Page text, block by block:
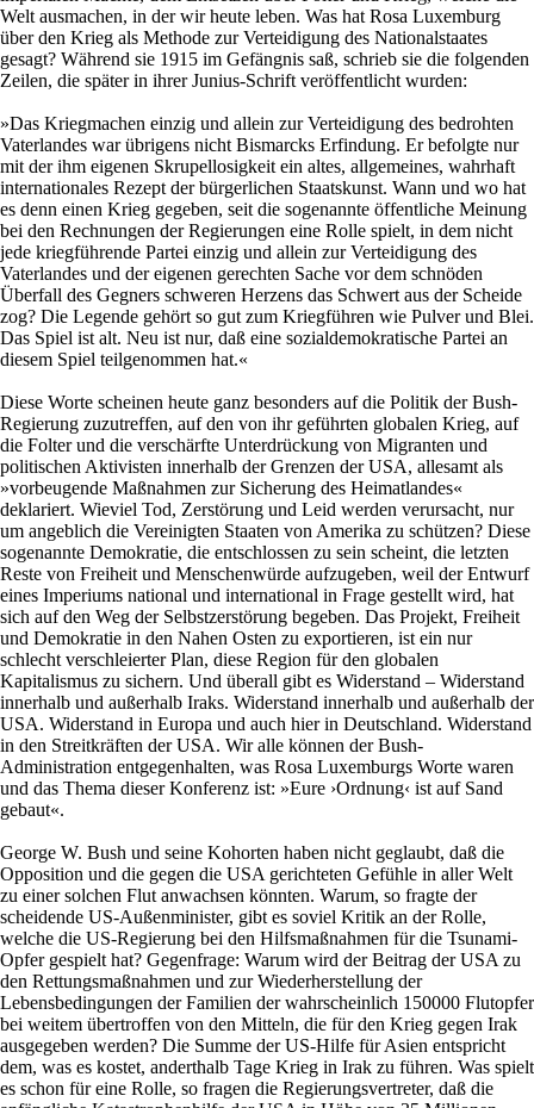
Welt ausmachen, in der wir heute leben. Was hat Rosa Luxemburg
über den Krieg als Methode zur Verteidigung des Nationalstaates
gesagt? Während sie 1915 im Gefängnis saß, schrieb sie die folgenden
Zeilen, die später in ihrer Junius-Schrift veröffentlicht wurden:
»Das Kriegmachen einzig und allein zur Verteidigung des bedrohten
Vaterlandes war übrigens nicht Bismarcks Erfindung. Er befolgte nur
mit der ihm eigenen Skrupellosigkeit ein altes, allgemeines, wahrhaft
internationales Rezept der bürgerlichen Staatskunst. Wann und wo hat
es denn einen Krieg gegeben, seit die sogenannte öffentliche Meinung
bei den Rechnungen der Regierungen eine Rolle spielt, in dem nicht
jede kriegführende Partei einzig und allein zur Verteidigung des
Vaterlandes und der eigenen gerechten Sache vor dem schnöden
Überfall des Gegners schweren Herzens das Schwert aus der Scheide
zog? Die Legende gehört so gut zum Kriegführen wie Pulver und Blei.
Das Spiel ist alt. Neu ist nur, daß eine sozialdemokratische Partei an
diesem Spiel teilgenommen hat.«
Diese Worte scheinen heute ganz besonders auf die Politik der Bush-
Regierung zuzutreffen, auf den von ihr geführten globalen Krieg, auf
die Folter und die verschärfte Unterdrückung von Migranten und
politischen Aktivisten innerhalb der Grenzen der USA, allesamt als
»vorbeugende Maßnahmen zur Sicherung des Heimatlandes«
deklariert. Wieviel Tod, Zerstörung und Leid werden verursacht, nur
um angeblich die Vereinigten Staaten von Amerika zu schützen? Diese
sogenannte Demokratie, die entschlossen zu sein scheint, die letzten
Reste von Freiheit und Menschenwürde aufzugeben, weil der Entwurf
eines Imperiums national und international in Frage gestellt wird, hat
sich auf den Weg der Selbstzerstörung begeben. Das Projekt, Freiheit
und Demokratie in den Nahen Osten zu exportieren, ist ein nur
schlecht verschleierter Plan, diese Region für den globalen
Kapitalismus zu sichern. Und überall gibt es Widerstand – Widerstand
innerhalb und außerhalb Iraks. Widerstand innerhalb und außerhalb der
USA. Widerstand in Europa und auch hier in Deutschland. Widerstand
in den Streitkräften der USA. Wir alle können der Bush-
Administration entgegenhalten, was Rosa Luxemburgs Worte waren
und das Thema dieser Konferenz ist: »Eure ›Ordnung‹ ist auf Sand
gebaut«.
George W. Bush und seine Kohorten haben nicht geglaubt, daß die
Opposition und die gegen die USA gerichteten Gefühle in aller Welt
zu einer solchen Flut anwachsen könnten. Warum, so fragte der
scheidende US-Außenminister, gibt es soviel Kritik an der Rolle,
welche die US-Regierung bei den Hilfsmaßnahmen für die Tsunami-
Opfer gespielt hat? Gegenfrage: Warum wird der Beitrag der USA zu
den Rettungsmaßnahmen und zur Wiederherstellung der
Lebensbedingungen der Familien der wahrscheinlich 150000 Flutopfer
bei weitem übertroffen von den Mitteln, die für den Krieg gegen Irak
ausgegeben werden? Die Summe der US-Hilfe für Asien entspricht
dem, was es kostet, anderthalb Tage Krieg in Irak zu führen. Was spielt
es schon für eine Rolle, so fragen die Regierungsvertreter, daß die